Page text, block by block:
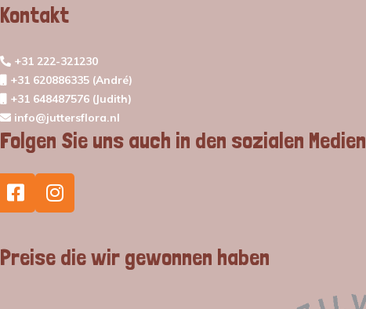
Kontakt
+31 222-321230
+31 620886335 (André)
+31 648487576 (Judith)
info@juttersflora.nl
Folgen Sie uns auch in den sozialen Medien
Preise die wir gewonnen haben